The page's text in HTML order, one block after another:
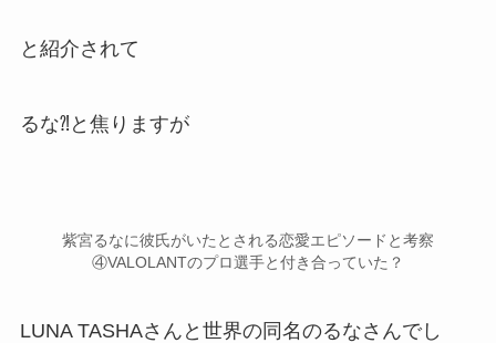
と紹介されて
るな⁈ と焦りますが
紫宮るなに彼氏がいたとされる恋愛エピソードと考察
④VALOLANTのプロ選手と付き合っていた？
LUNA TASHAさんと世界の同名のるなさんでし